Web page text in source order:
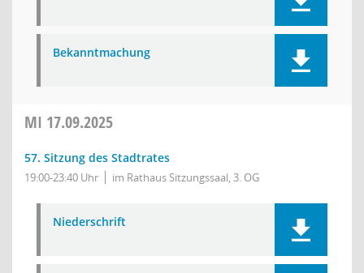
Bekanntmachung
MI 17.09.2025
57. Sitzung des Stadtrates
19:00-23:40 Uhr im Rathaus Sitzungssaal, 3. OG
Niederschrift